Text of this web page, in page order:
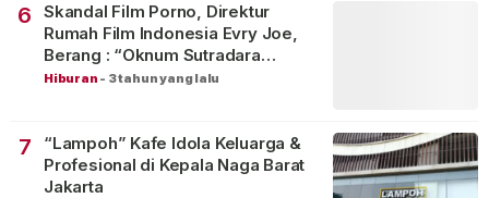
6
Skandal Film Porno, Direktur
Rumah Film Indonesia Evry Joe,
Berang : “Oknum Sutradara
Merusak Perfilman Indonesia”!
Hiburan - 3 tahun yang lalu
7
“Lampoh” Kafe Idola Keluarga &
Profesional di Kepala Naga Barat
Jakarta